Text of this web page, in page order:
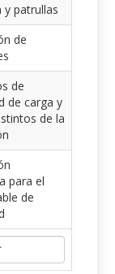
y patrullas
de
de
de carga y
de la
para el
de